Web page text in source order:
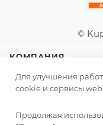
©
КОМПАНИЯ
ИНФОРМАЦИЯ
ПОМОЩЬ
Для улучшения
cookie и сервисы
Продолжая